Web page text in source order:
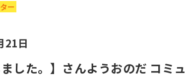
ー
21日
ました。】さんようおのだ コミ